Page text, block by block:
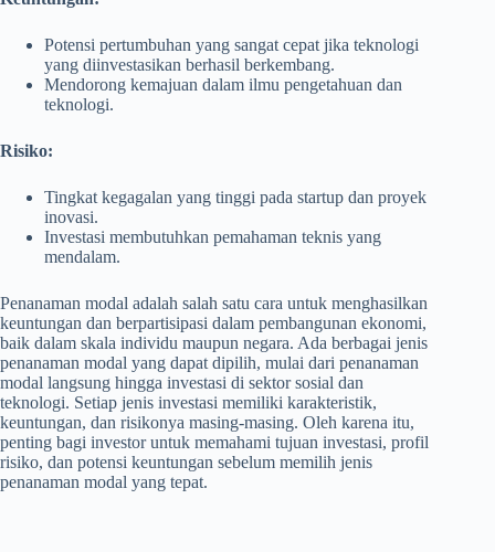
Potensi pertumbuhan yang sangat cepat jika teknologi
yang diinvestasikan berhasil berkembang.
Mendorong kemajuan dalam ilmu pengetahuan dan
teknologi.
Risiko:
Tingkat kegagalan yang tinggi pada startup dan proyek
inovasi.
Investasi membutuhkan pemahaman teknis yang
mendalam.
Penanaman modal adalah salah satu cara untuk menghasilkan
keuntungan dan berpartisipasi dalam pembangunan ekonomi,
baik dalam skala individu maupun negara. Ada berbagai jenis
penanaman modal yang dapat dipilih, mulai dari penanaman
modal langsung hingga investasi di sektor sosial dan
teknologi. Setiap jenis investasi memiliki karakteristik,
keuntungan, dan risikonya masing-masing. Oleh karena itu,
penting bagi investor untuk memahami tujuan investasi, profil
risiko, dan potensi keuntungan sebelum memilih jenis
penanaman modal yang tepat.